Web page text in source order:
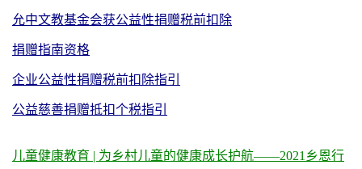
允中文教基金会获公益性捐赠税前扣除
捐赠指南资格
企业公益性捐赠税前扣除指引
公益慈善捐赠抵扣个税指引
儿童健康教育 | 为乡村儿童的健康成长护航——2021乡恩行